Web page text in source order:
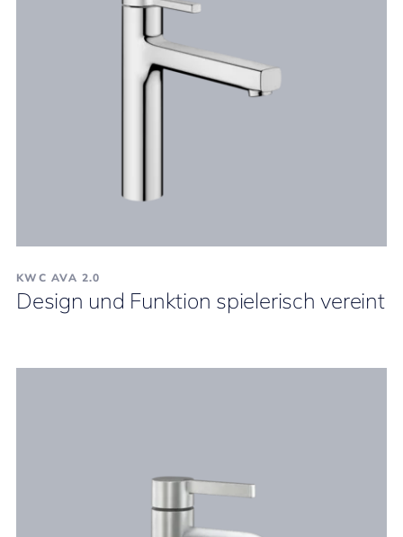
KWC AVA 2.0
Design und Funktion spielerisch vereint